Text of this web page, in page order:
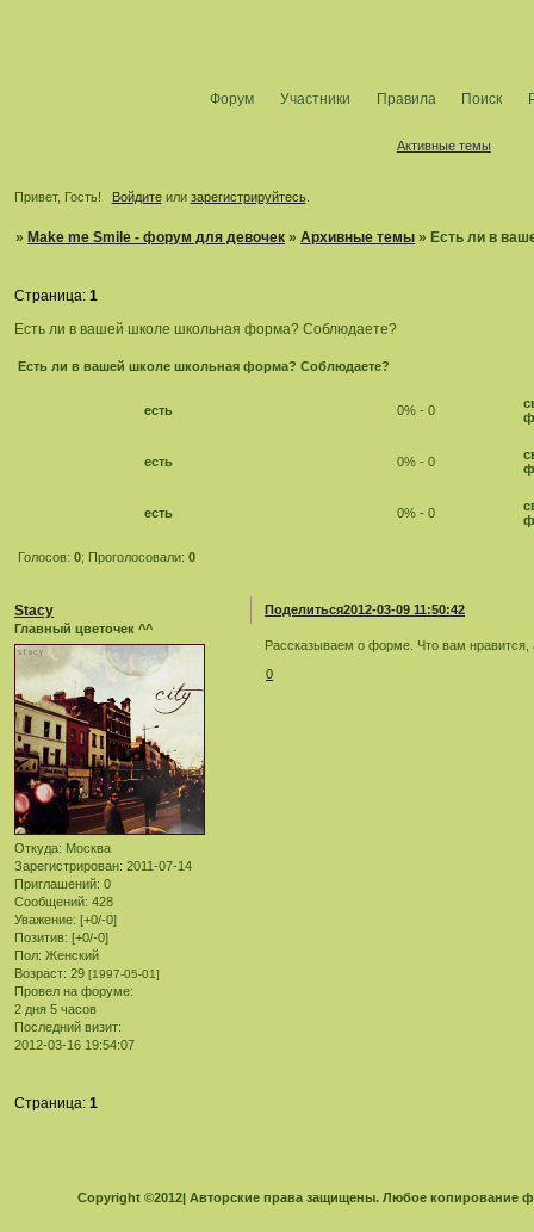
Форум Участники Правила Поиск
Активные темы
Привет, Гость! Войдитеили зарегистрируйтесь.
» Make me Smile - форум для девочек »Архивные темы » Есть ли в
Есть ли в вашей школе школьная форма? Соблюдаете?
Страница:1
Есть ли в вашей школе школьная форма? Соблюдаете?
есть 0% - 0
есть 0% - 0
есть 0% - 0
Голосов: 0; Проголосовали: 0
Поделиться2012-03-09 11:50:42
Stacy
Главный цветочек ^^
Откуда: Москва
Зарегистрирован: 2011-07-14
Приглашений: 0
Сообщений: 428
Уважение: [+0/-0]
Позитив: [+0/-0]
Пол: Женский
Возраст: 29 [1997-05-01]
Провел на форуме:
2 дня 5 часов
Последний визит:
2012-03-16 19:54:07
Рассказываем о форме. Что вам нравится,
0
Страница:1
Copyright ©2012| Авторские права защищены. Любое копирование